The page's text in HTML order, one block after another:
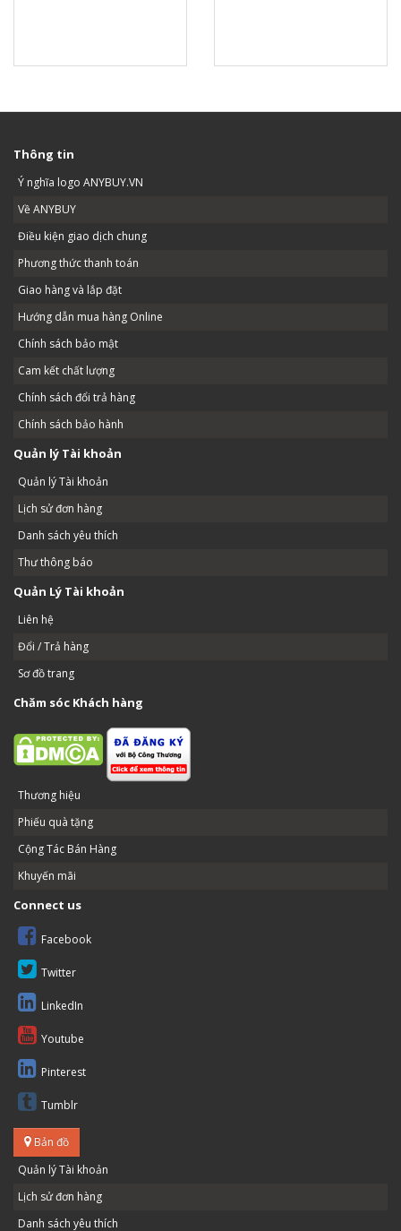
Thông tin
Ý nghĩa logo ANYBUY.VN
Về ANYBUY
Điều kiện giao dịch chung
Phương thức thanh toán
Giao hàng và lắp đặt
Hướng dẫn mua hàng Online
Chính sách bảo mật
Cam kết chất lượng
Chính sách đổi trả hàng
Chính sách bảo hành
Quản lý Tài khoản
Quản lý Tài khoản
Lịch sử đơn hàng
Danh sách yêu thích
Thư thông báo
Quản Lý Tài khoản
Liên hệ
Đổi / Trả hàng
Sơ đồ trang
Chăm sóc Khách hàng
Thương hiệu
Phiếu quà tặng
Cộng Tác Bán Hàng
Khuyến mãi
Connect us
Facebook
Twitter
LinkedIn
Youtube
Pinterest
Tumblr
Bản đồ
Quản lý Tài khoản
Lịch sử đơn hàng
Danh sách yêu thích